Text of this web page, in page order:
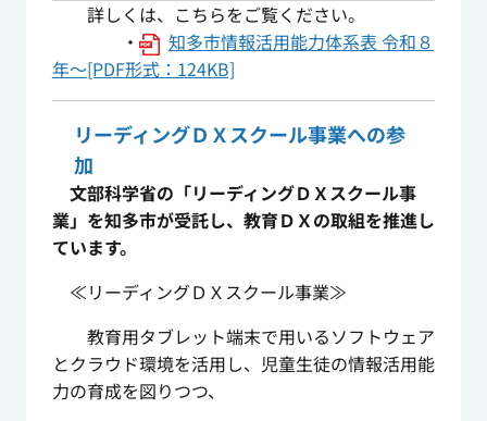
詳しくは、こちらをご覧ください。
・
知多市情報活用能力体系表 令和８
年～[PDF形式：124KB]
リーディングＤＸスクール事業への参
加
文部科学省の「リーディングＤＸスクール事
業」を知多市が受託し、教育ＤＸの取組を推進し
ています。
≪リーディングＤＸスクール事業≫
教育用タブレット端末で用いるソフトウェア
とクラウド環境を活用し、児童生徒の情報活用能
力の育成を図りつつ、